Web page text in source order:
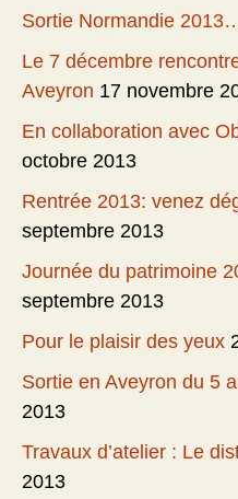
Sortie Normandie
Le 7 décembre
Aveyron 17 novembre
En collaboration avec
octobre 2013
Rentrée 2013: venez
septembre 2013
Journée du patrimoine
septembre 2013
Pour le plaisir des yeux
Sortie en Aveyron du 5
2013
Travaux d’atelier : Le
2013